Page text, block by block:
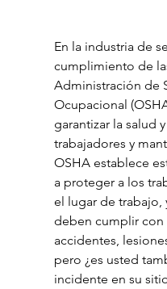
En la industria de
cumplimiento de
Administración de
Ocupacional
garantizar la salud
trabajadores y
OSHA establece
a proteger a los
el lugar de trabajo,
deben cumplir con
accidentes,
pero ¿es usted
incidente en su